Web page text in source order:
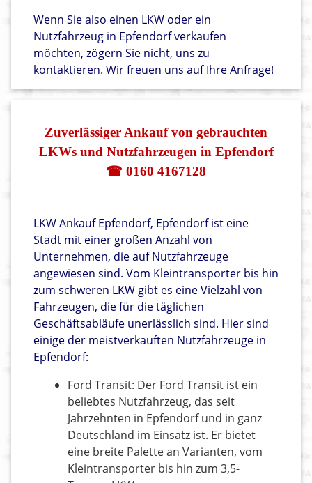
Wenn Sie also einen LKW oder ein
Nutzfahrzeug in Epfendorf verkaufen
möchten, zögern Sie nicht, uns zu
kontaktieren. Wir freuen uns auf Ihre Anfrage!
Zuverlässiger Ankauf von gebrauchten
LKWs und Nutzfahrzeugen in Epfendorf
☎ 0160 4167128
LKW Ankauf Epfendorf, Epfendorf ist eine
Stadt mit einer großen Anzahl von
Unternehmen, die auf Nutzfahrzeuge
angewiesen sind. Vom Kleintransporter bis hin
zum schweren LKW gibt es eine Vielzahl von
Fahrzeugen, die für die täglichen
Geschäftsabläufe unerlässlich sind. Hier sind
einige der meistverkauften Nutzfahrzeuge in
Epfendorf:
Ford Transit: Der Ford Transit ist ein
beliebtes Nutzfahrzeug, das seit
Jahrzehnten in Epfendorf und in ganz
Deutschland im Einsatz ist. Er bietet
eine breite Palette an Varianten, vom
Kleintransporter bis hin zum 3,5-